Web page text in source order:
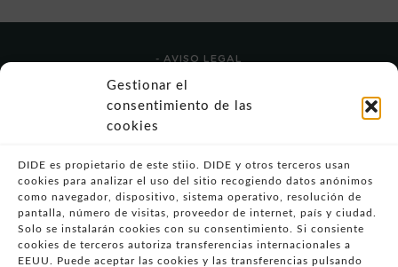
Gestionar el
consentimiento de las
cookies
DIDE es propietario de este stiio. DIDE y otros terceros usan
cookies para analizar el uso del sitio recogiendo datos anónimos
como navegador, dispositivo, sistema operativo, resolución de
pantalla, número de visitas, proveedor de internet, país y ciudad.
Solo se instalarán cookies con su consentimiento. Si consiente
cookies de terceros autoriza transferencias internacionales a
EEUU. Puede aceptar las cookies y las transferencias pulsando
- AVISO LEGAL
- POLÍTICA DE USO
- POLÍTICA DE PRIVACIDAD
- POLÍTICA DE COOKIES (UE)
VULNERABILIDADES
- CONDICIONES PARTICULARES DE COMPRA
- GUÍA DE COMPRA
- GUÍA DE PRIVACIDAD
- DESISTIMIENTO